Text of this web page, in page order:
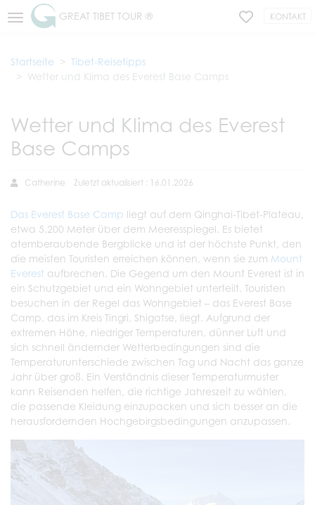
GREAT TIBET TOUR ® KONTAKT
Startseite
Tibet-Reisetipps
Wetter und Klima des Everest Base Camps
Wetter und Klima des Everest
Base Camps
Catherine Zuletzt aktualisiert : 16.01.2026
Das Everest Base Camp liegt auf dem Qinghai-Tibet-Plateau,
etwa 5.200 Meter über dem Meeresspiegel. Es bietet
atemberaubende Bergblicke und ist der höchste Punkt, den
die meisten Touristen erreichen können, wenn sie zum Mount
Everest aufbrechen. Die Gegend um den Mount Everest ist in
ein Schutzgebiet und ein Wohngebiet unterteilt. Touristen
besuchen in der Regel das Wohngebiet – das Everest Base
Camp, das im Kreis Tingri, Shigatse, liegt. Aufgrund der
extremen Höhe, niedriger Temperaturen, dünner Luft und
sich schnell ändernder Wetterbedingungen sind die
Temperaturunterschiede zwischen Tag und Nacht das ganze
Jahr über groß. Ein Verständnis dieser Temperaturmuster
kann Reisenden helfen, die richtige Jahreszeit zu wählen,
die passende Kleidung einzupacken und sich besser an die
herausfordernden Hochgebirgsbedingungen anzupassen.